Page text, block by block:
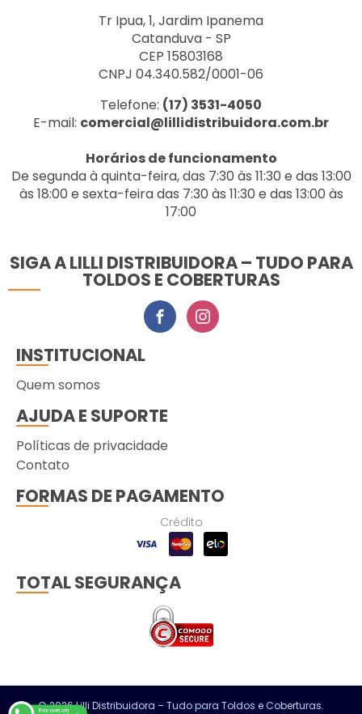
Tr Ipua, 1, Jardim Ipanema
Catanduva - SP
CEP 15803168
CNPJ 04.340.582/0001-06
Telefone: (17) 3531-4050
E-mail: comercial@lillidistribuidora.com.br
Horários de funcionamento
De segunda à quinta-feira, das 7:30 às 11:30 e das 13:00
às 18:00 e sexta-feira das 7:30 às 11:30 e das 13:00 às
17:00
SIGA A LILLI DISTRIBUIDORA – TUDO PARA
TOLDOS E COBERTURAS
INSTITUCIONAL
Quem somos
AJUDA E SUPORTE
Políticas de privacidade
Contato
FORMAS DE PAGAMENTO
Crédito
TOTAL SEGURANÇA
© 2026 Lilli Distribuidora – Tudo para Toldos e Coberturas.